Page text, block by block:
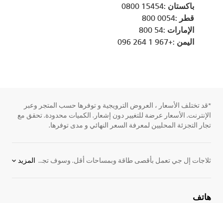
باكستان :15454 0800
قطر :0054 800
الإمارات :54 800
اليمن :+967 1 264 096
*قد تختلف الأسعار ، العروض الترويجية و توفرها حسب المتجر وعبر
الإنترنت. الأسعار عرضة للتغيير دون إشعار. الكميات محدودة. تحقق مع
تجار التجزئة المحليين لمعرفة السعر النهائي و مدى توفرها.
ثلاجات إل جي تعمل بأقصى طاقة وبمساحات أقل. وسوف تجد ميزات مثل سهولة الوصول إلى لوحات الضبط الرقمية، وضبط إعدادات درجة الحرارة و إلى لوحة اليد للتحكم ولمسة ميني بار الخاصة. نقدم لكم موديلات برادات و فريزر بأفضل المميزات لتحافظ على طعام طازج وتجعل الحياة أسهل. يمكنكم مشاهدة المزيد
هاتف